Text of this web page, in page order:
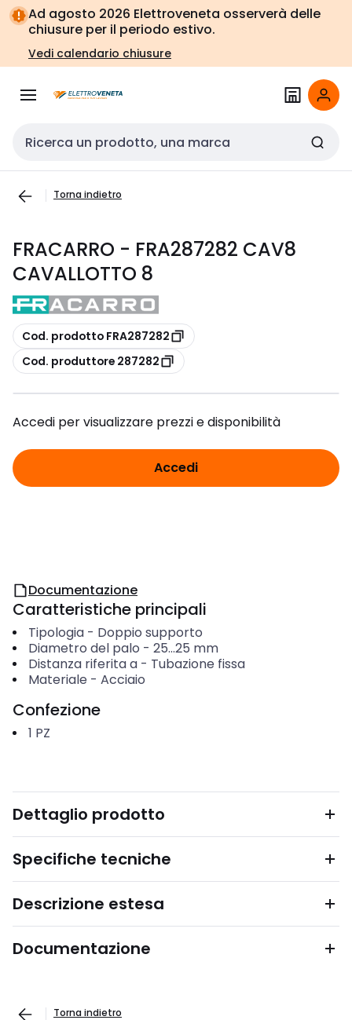
Vai alla
navigazione
Vai
alla
pagina
Ad agosto 2026 Elettroveneta osserverà delle
chiusure per il periodo estivo.
Vedi calendario chiusure
Cerca input
Torna indietro
FRACARRO - FRA287282 CAV8
CAVALLOTTO 8
copia
Cod. prodotto FRA287282
copia
Cod. produttore 287282
Accedi per visualizzare prezzi e disponibilità
Accedi
Documentazione
Caratteristiche principali
Tipologia- Doppio supporto
Diametro del palo - 25...25 mm
Distanza riferita a- Tubazione fissa
Materiale - Acciaio
Confezione
1 PZ
Dettaglio prodotto
Specifiche tecniche
Descrizione estesa
Documentazione
Torna indietro